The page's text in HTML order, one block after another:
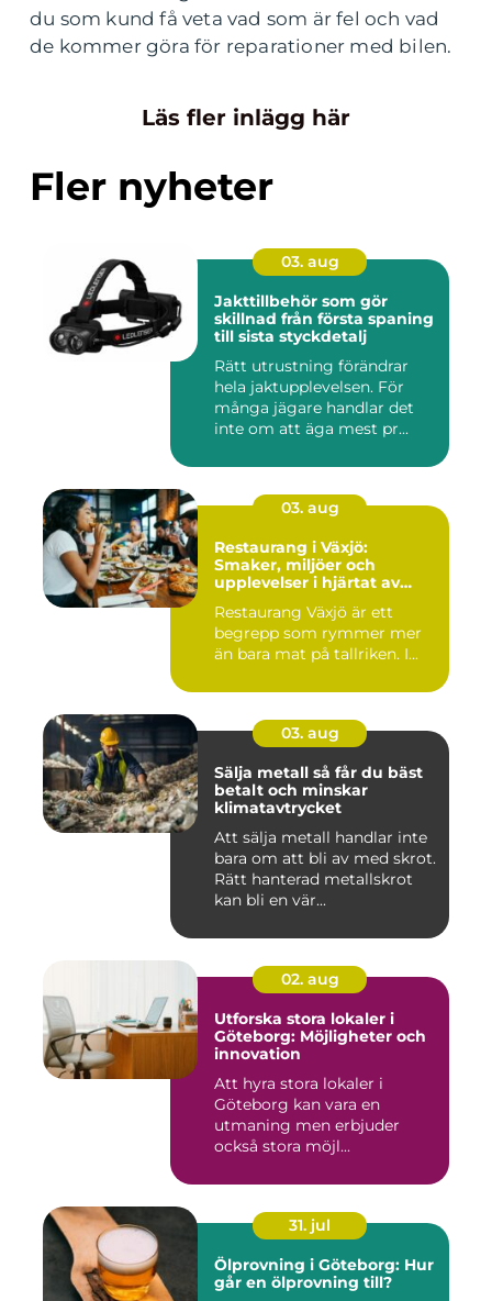
du som kund få veta vad som är fel och vad
de kommer göra för reparationer med bilen.
Läs fler inlägg här
Fler nyheter
03. aug
Jakttillbehör som gör
skillnad från första spaning
till sista styckdetalj
Rätt utrustning förändrar
hela jaktupplevelsen. För
många jägare handlar det
inte om att äga mest pr...
03. aug
Restaurang i Växjö:
Smaker, miljöer och
upplevelser i hjärtat av
Restaurang Växjö är ett
begrepp som rymmer mer
än bara mat på tallriken. I...
03. aug
Sälja metall så får du bäst
betalt och minskar
klimatavtrycket
Att sälja metall handlar inte
bara om att bli av med skrot.
Rätt hanterad metallskrot
kan bli en vär...
02. aug
Utforska stora lokaler i
Göteborg: Möjligheter och
innovation
Att hyra stora lokaler i
Göteborg kan vara en
utmaning men erbjuder
också stora möjl...
31. jul
Ölprovning i Göteborg: Hur
går en ölprovning till?